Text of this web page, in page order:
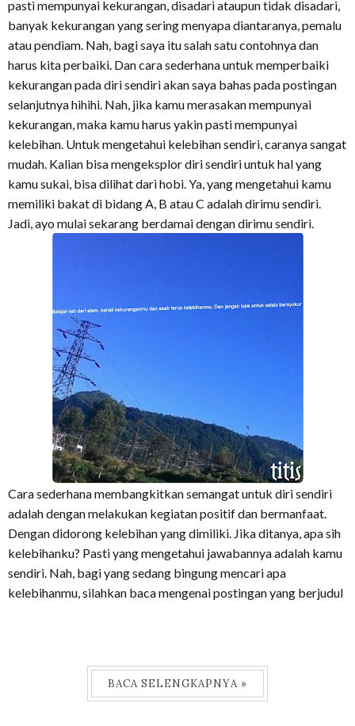
pasti mempunyai kekurangan, disadari ataupun tidak disadari,
banyak kekurangan yang sering menyapa diantaranya, pemalu
atau pendiam. Nah, bagi saya itu salah satu contohnya dan
harus kita perbaiki. Dan cara sederhana untuk memperbaiki
kekurangan pada diri sendiri akan saya bahas pada postingan
selanjutnya hihihi. Nah, jika kamu merasakan mempunyai
kekurangan, maka kamu harus yakin pasti mempunyai
kelebihan. Untuk mengetahui kelebihan sendiri, caranya sangat
mudah. Kalian bisa mengeksplor diri sendiri untuk hal yang
kamu sukai, bisa dilihat dari hobi. Ya, yang mengetahui kamu
memiliki bakat di bidang A, B atau C adalah dirimu sendiri.
Jadi, ayo mulai sekarang berdamai dengan dirimu sendiri.
Cara sederhana membangkitkan semangat untuk diri sendiri
adalah dengan melakukan kegiatan positif dan bermanfaat.
Dengan didorong kelebihan yang dimiliki. Jika ditanya, apa sih
kelebihanku? Pasti yang mengetahui jawabannya adalah kamu
sendiri. Nah, bagi yang sedang bingung mencari apa
kelebihanmu, silahkan baca mengenai postingan yang berjudul
BACA SELENGKAPNYA »